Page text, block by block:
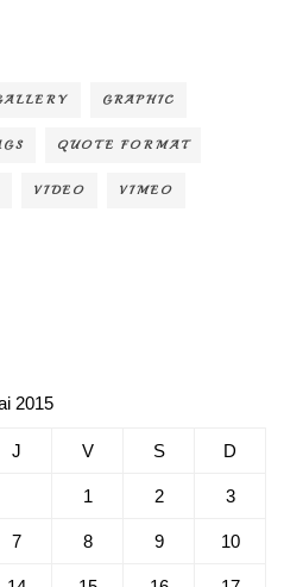
GRAPHIC
QUOTE FORMAT
VIDEO VIMEO
2015
J V S D
1 2 3
7 8 9 10